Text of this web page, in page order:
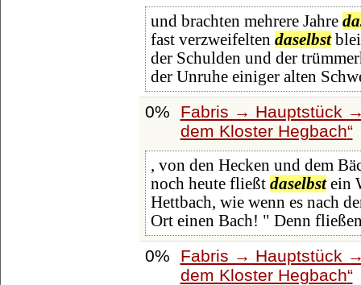
und brachten mehrere Jahre
fast verzweifelten daselbst
der Schulden und der
der Unruhe einiger alten
0%
Fabris → Hauptstück
dem Kloster Hegbach
, von den Hecken und dem
noch heute fließt daselbstein
Hettbach, wie wenn es nach
Ort einen Bach! " Denn
0%
Fabris → Hauptstück
dem Kloster Hegbach